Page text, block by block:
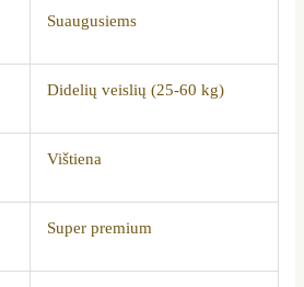
Suaugusiems
Didelių veislių (25-60 kg)
Vištiena
Super premium